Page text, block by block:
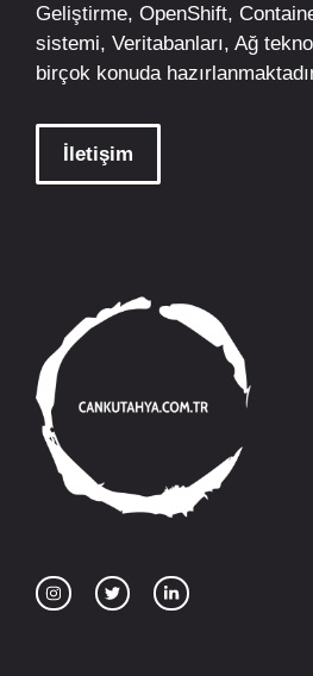
Geliştirme, OpenShift,
sistemi, Veritabanları, Ağ
birçok konuda
İletişim